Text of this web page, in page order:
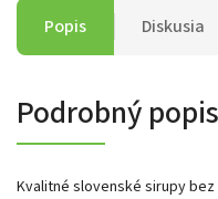
Popis Diskusia
Podrobný popis
Kvalitné slovenské sirupy